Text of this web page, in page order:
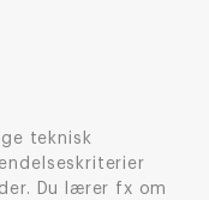
teknisk
Du lærer fx om